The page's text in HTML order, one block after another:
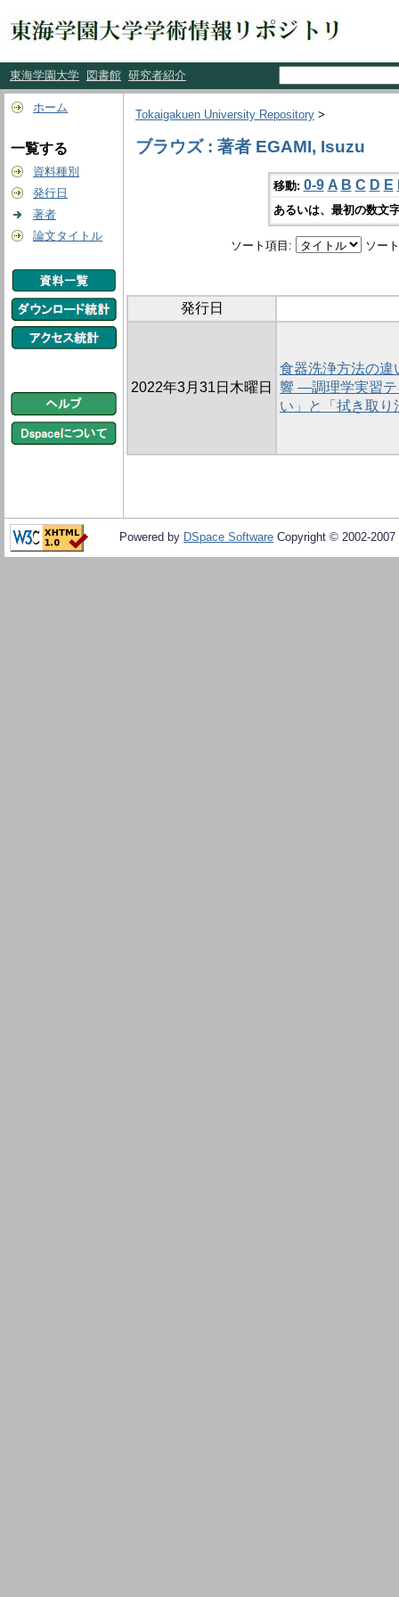
東海学園大学 図書館 研究者紹介
ホーム
一覧する
資料種別
発行日
著者
論文タイトル
Tokaigakuen University Repository >
ブラウズ : 著者 EGAMI, Isuzu
移動: 0-9 A B C D E
あるいは、最初の数文
ソート項目: ソー
発行日
2022年3月31日木曜日
食器洗浄方法の違
響 ―調理学実習テ
い」と「拭き取
Powered by DSpace Software Copyright © 2002-2007